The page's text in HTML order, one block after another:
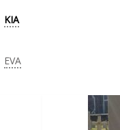
KIA
EVA